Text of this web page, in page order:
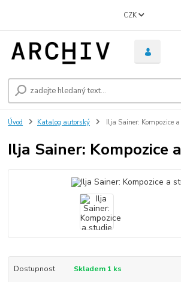
CZK
Úvod Katalog autorský Ilja Sainer: Kompozice
Ilja Sainer: Kompozice
Dostupnost Skladem 1 ks